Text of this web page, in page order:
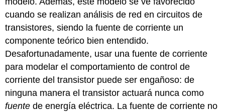
cuando se realizan análisis de red en circuitos de
transistores, siendo la fuente de corriente un
componente teórico bien entendido.
Desafortunadamente, usar una fuente de corriente
para modelar el comportamiento de control de
corriente del transistor puede ser engañoso: de
ninguna manera el transistor actuará nunca como
fuente de energía eléctrica. La fuente de corriente no